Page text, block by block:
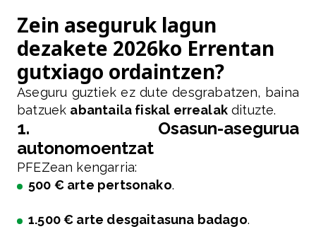
Zein aseguruk lagun
dezakete 2026ko Errentan
gutxiago ordaintzen?
Aseguru guztiek ez dute desgrabatzen, baina
batzuek abantaila fiskal errealakdituzte.
1. Osasun-asegurua
autonomoentzat
PFEZean kengarria:
500 € arte pertsonako.
1.500 € arte desgaitasuna badago.